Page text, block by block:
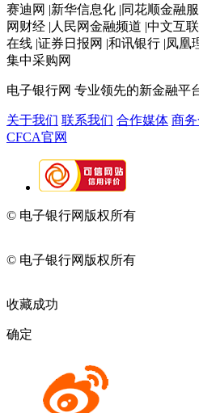
赛迪网 |新华信息化 |同花顺金融
网财经 |人民网金融频道 |中文互
在线 |证券日报网 |和讯银行 |凤凰
集中采购网
电子银行网 专业领先的新金融平
关于我们 联系我们 合作媒体 商
CFCA官网
© 电子银行网版权所有
© 电子银行网版权所有
收藏成功
确定